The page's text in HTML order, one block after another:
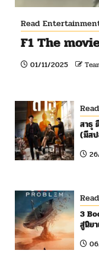
Read
F1 The
01/11/2025
สาธุ
(มีสป
3
สู่นิย